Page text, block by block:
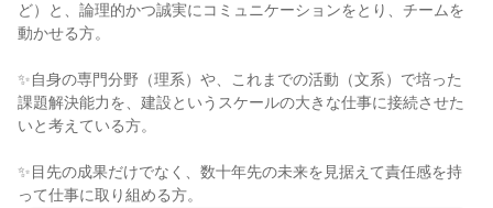
ど）と、論理的かつ誠実にコミュニケーションをとり、チームを
動かせる方。
✨自身の専門分野（理系）や、これまでの活動（文系）で培った
課題解決能力を、建設というスケールの大きな仕事に接続させた
いと考えている方。
✨目先の成果だけでなく、数十年先の未来を見据えて責任感を持
って仕事に取り組める方。